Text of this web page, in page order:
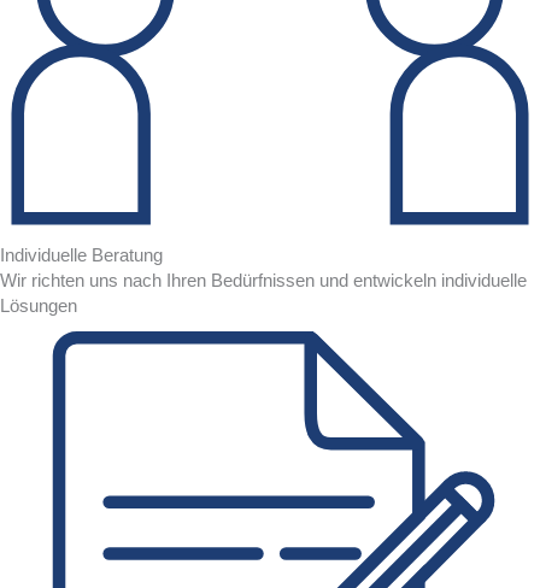
Individuelle Beratung
Wir richten uns nach Ihren Bedürfnissen und entwickeln individuelle
Lösungen